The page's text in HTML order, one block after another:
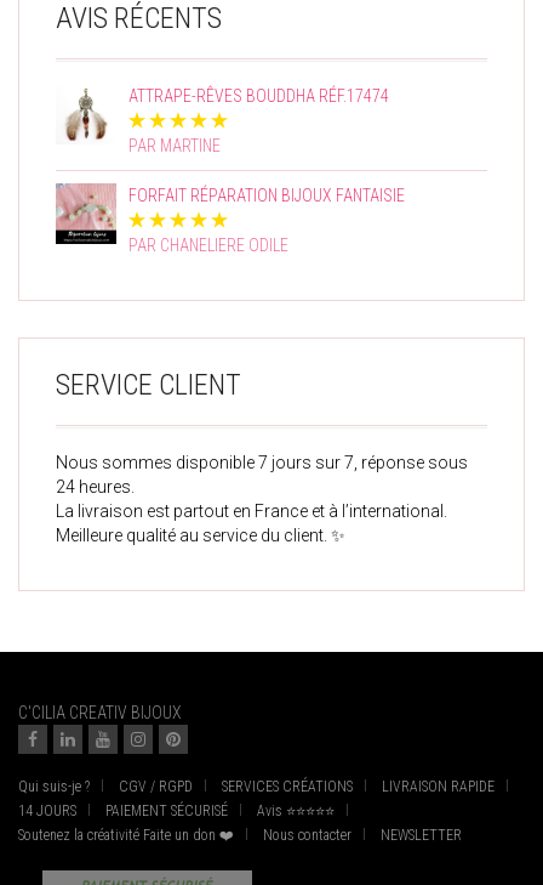
AVIS RÉCENTS
ATTRAPE-RÊVES BOUDDHA RÉF.17474
PAR MARTINE
FORFAIT RÉPARATION BIJOUX FANTAISIE
PAR CHANELIERE ODILE
SERVICE CLIENT
Nous sommes disponible 7 jours sur 7, réponse sous
24 heures.
La livraison est partout en France et à l’international.
Meilleure qualité au service du client. ✨
C'CILIA CREATIV BIJOUX
Qui suis-je ? CGV / RGPD SERVICES CRÉATIONS
LIVRAISON RAPIDE
14 JOURS
PAIEMENT SÉCURISÉ
Avis ⭐⭐⭐⭐⭐
Soutenez la créativité Faite un don ❤️
Nous contacter NEWSLETTER